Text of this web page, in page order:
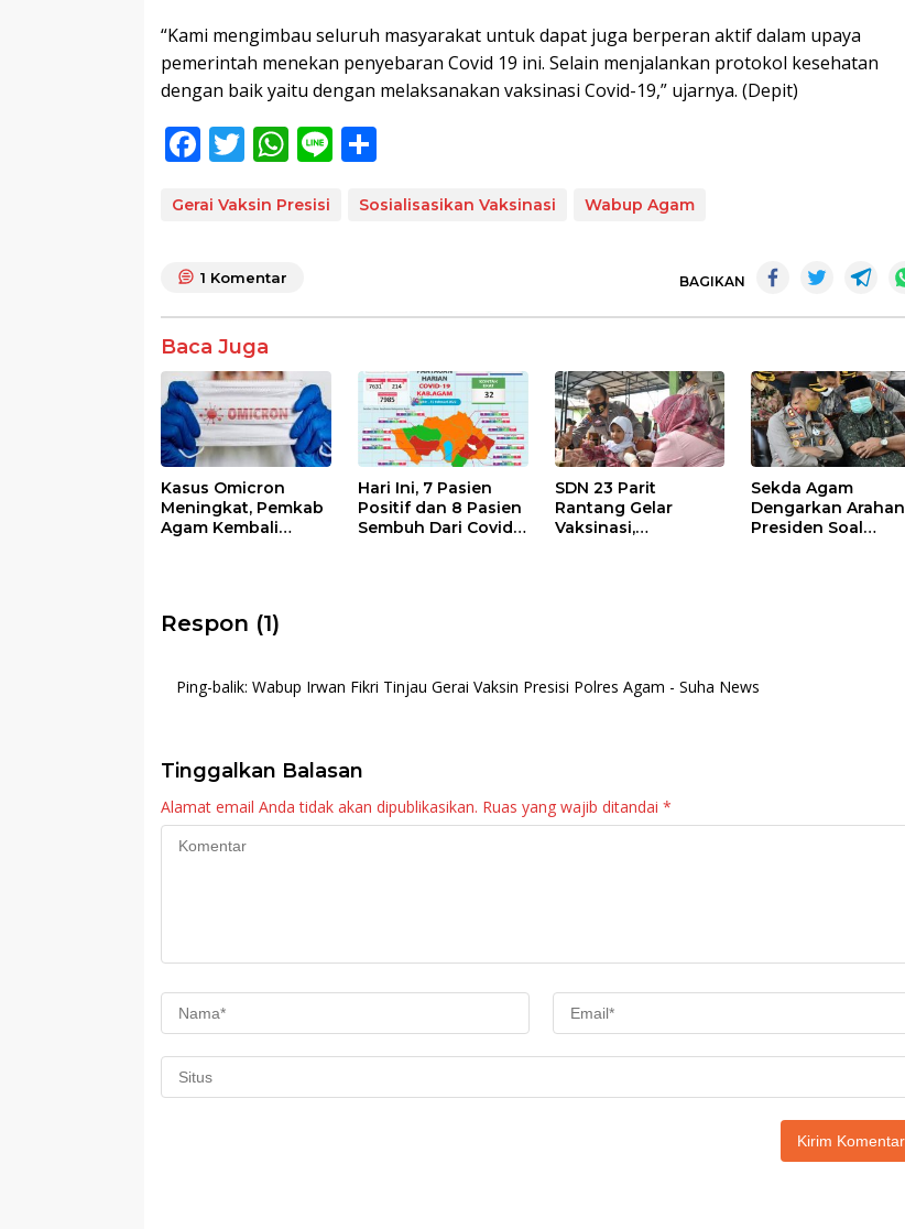
“Kami mengimbau seluruh masyarakat untuk dapat juga berperan aktif dalam upaya
pemerintah menekan penyebaran Covid 19 ini. Selain menjalankan protokol kesehatan
dengan baik yaitu dengan melaksanakan vaksinasi Covid-19,” ujarnya. (Depit)
F
e
o
o
k
T
itt
W
at
p
Li
ar
Gerai Vaksin Presisi Sosialisasikan Vaksinasi Wabup Agam
1 Komentar BAGIKAN
Baca Juga
Kasus Omicron
Meningkat, Pemkab
Agam Kembali
Hari Ini, 7 Pasien
Positif dan 8 Pasien
Sembuh Dari Covid-
SDN 23 Parit
Rantang Gelar
Vaksinasi,
Sekda Agam
Dengarkan Arahan
Presiden Soal
Respon (1)
Ping-balik: Wabup Irwan Fikri Tinjau Gerai Vaksin Presisi Polres Agam - Suha News
Tinggalkan Balasan
Alamat email Anda tidak akan dipublikasikan. Ruas yang wajib ditandai *